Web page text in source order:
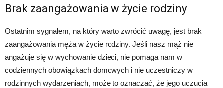
Brak zaangażowania w życie rodziny
Ostatnim sygnałem, na który warto zwrócić uwagę, jest brak
zaangażowania męża w życie rodziny. Jeśli nasz mąż nie
angażuje się w wychowanie dzieci, nie pomaga nam w
codziennych obowiązkach domowych i nie uczestniczy w
rodzinnych wydarzeniach, może to oznaczać, że jego uczucia